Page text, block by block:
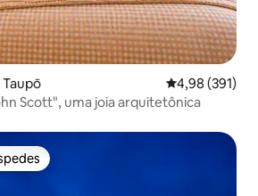
Taupō 4,98 de uma
4,98 (391)
Scott", uma joia arquitetônica
dos hóspedes